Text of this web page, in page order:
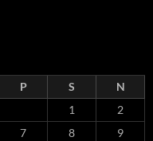
P S
N
1
2
7 8
9